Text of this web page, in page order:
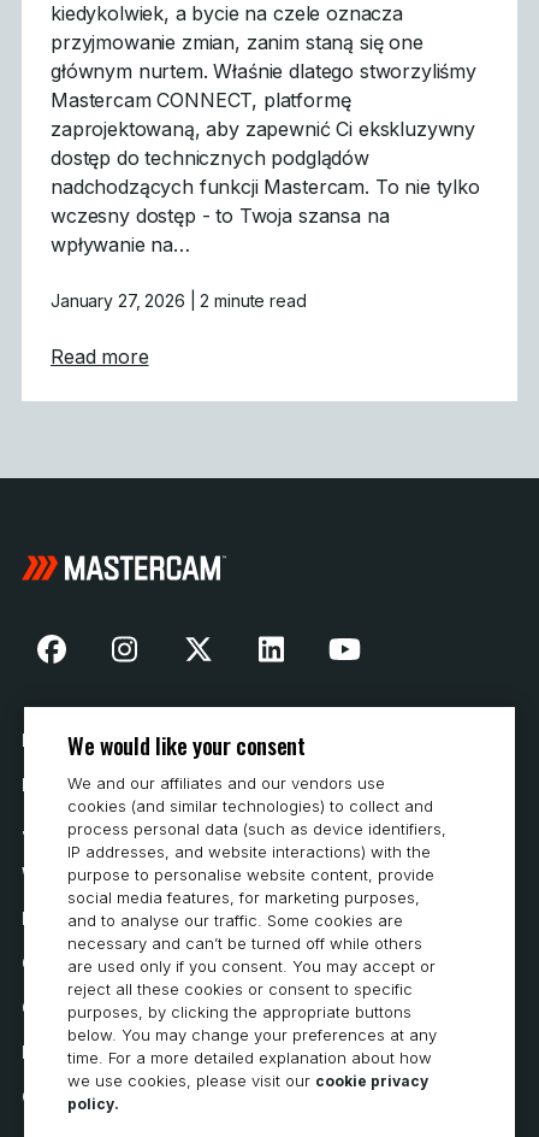
kiedykolwiek, a bycie na czele oznacza
przyjmowanie zmian, zanim staną się one
głównym nurtem. Właśnie dlatego stworzyliśmy
Mastercam CONNECT, platformę
zaprojektowaną, aby zapewnić Ci ekskluzywny
dostęp do technicznych podglądów
nadchodzących funkcji Mastercam. To nie tylko
wczesny dostęp - to Twoja szansa na
wpływanie na…
January 27, 2026 | 2 minute read
Read moreabout Mastercam CONNECT: Wczesny
Nasza historia
Kontakt
Jak kupować
Wymagania systemowe
Prywatność
Oświadczenie o ochronie prywatności
Oświadczenie o dostępności
Polityka dotycząca plików cookie
Cookie Preferences
We would like your consent
We and our affiliates and our vendors use
cookies (and similar technologies) to collect and
process personal data (such as device identifiers,
IP addresses, and website interactions) with the
purpose to personalise website content, provide
social media features, for marketing purposes,
and to analyse our traffic. Some cookies are
necessary and can’t be turned off while others
are used only if you consent. You may accept or
reject all these cookies or consent to specific
purposes, by clicking the appropriate buttons
below. You may change your preferences at any
time. For a more detailed explanation about how
we use cookies, please visit our cookie privacy
policy.